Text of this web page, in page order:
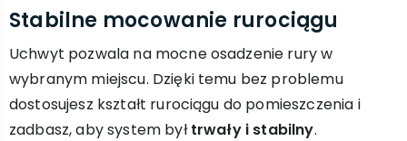
Stabilne mocowanie rurociągu
Uchwyt pozwala na mocne osadzenie rury w
wybranym miejscu. Dzięki temu bez problemu
dostosujesz kształt rurociągu do pomieszczenia i
zadbasz, aby system byłtrwały i stabilny.